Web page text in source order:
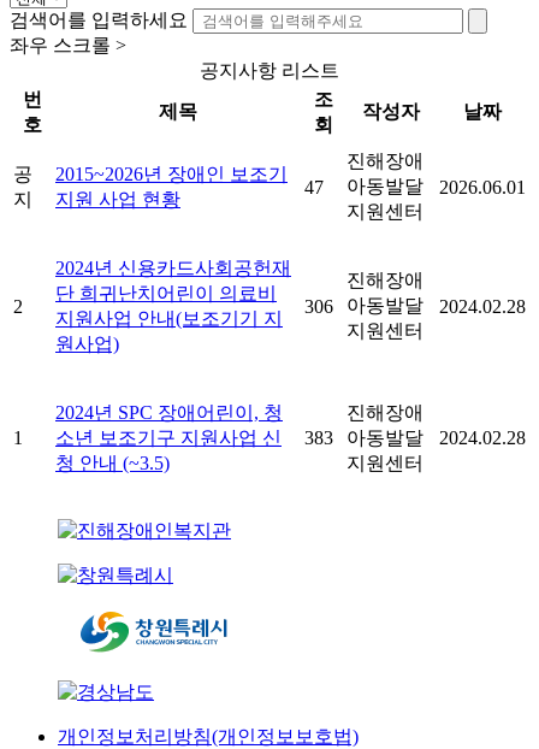
검색어를 입력하세요
좌우 스크롤 >
공지사항 리스트
번
호
제목
조
회
작성자 날짜
공
지
2015~2026년 장애인 보조기
지원 사업 현황
47
진해장애
아동발달
지원센터
2026.06.01
2
2024년 신용카드사회공헌재
단 희귀난치어린이 의료비
지원사업 안내(보조기기 지
원사업)
306
진해장애
아동발달
지원센터
2024.02.28
1
2024년 SPC 장애어린이, 청
소년 보조기구 지원사업 신
청 안내 (~3.5)
383
진해장애
아동발달
지원센터
2024.02.28
개인정보처리방침(개인정보보호법)